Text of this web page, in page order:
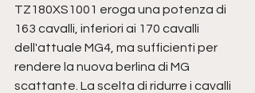
TZ180XS1001 eroga una potenza di
163 cavalli, inferiori ai 170 cavalli
dell'attuale MG4, ma sufficienti per
rendere la nuova berlina di MG
scattante. La scelta di ridurre i cavalli